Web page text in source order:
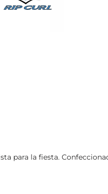
para la fiesta.